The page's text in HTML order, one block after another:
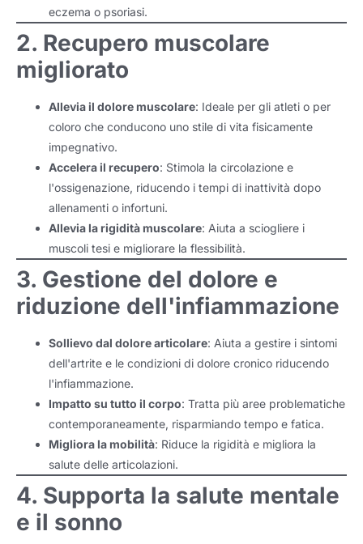
eczema o psoriasi.
2. Recupero muscolare
migliorato
Allevia il dolore muscolare: Ideale per gli atleti o per
coloro che conducono uno stile di vita fisicamente
impegnativo.
Accelera il recupero: Stimola la circolazione e
l'ossigenazione, riducendo i tempi di inattività dopo
allenamenti o infortuni.
Allevia la rigidità muscolare: Aiuta a sciogliere i
muscoli tesi e migliorare la flessibilità.
3. Gestione del dolore e
riduzione dell'infiammazione
Sollievo dal dolore articolare: Aiuta a gestire i sintomi
dell'artrite e le condizioni di dolore cronico riducendo
l'infiammazione.
Impatto su tutto il corpo: Tratta più aree problematiche
contemporaneamente, risparmiando tempo e fatica.
Migliora la mobilità: Riduce la rigidità e migliora la
salute delle articolazioni.
4. Supporta la salute mentale
e il sonno